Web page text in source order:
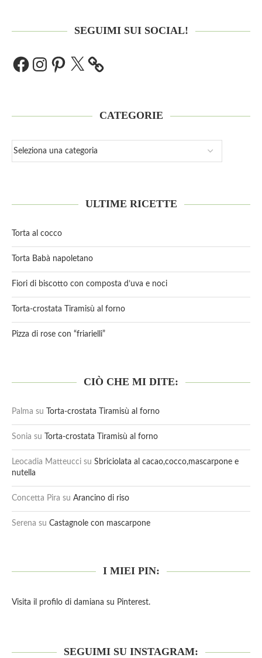
SEGUIMI SUI SOCIAL!
CATEGORIE
ULTIME RICETTE
Torta al cocco
Torta Babà napoletano
Fiori di biscotto con composta d’uva e noci
Torta-crostata Tiramisù al forno
Pizza di rose con “friarielli”
CIÒ CHE MI DITE:
Palma su Torta-crostata Tiramisù al forno
Sonia su Torta-crostata Tiramisù al forno
Leocadia Matteucci su Sbriciolata al cacao,cocco,mascarpone e
nutella
Concetta Pira su Arancino di riso
Serena su Castagnole con mascarpone
I MIEI PIN:
Visita il profilo di damiana su Pinterest.
SEGUIMI SU INSTAGRAM: